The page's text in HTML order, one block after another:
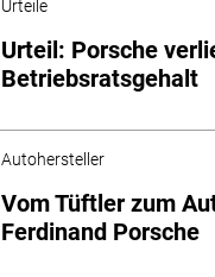
Urteile
Urteil: Porsche
Betriebsratsgehalt
Autohersteller
Vom Tüftler zum
Ferdinand Porsche